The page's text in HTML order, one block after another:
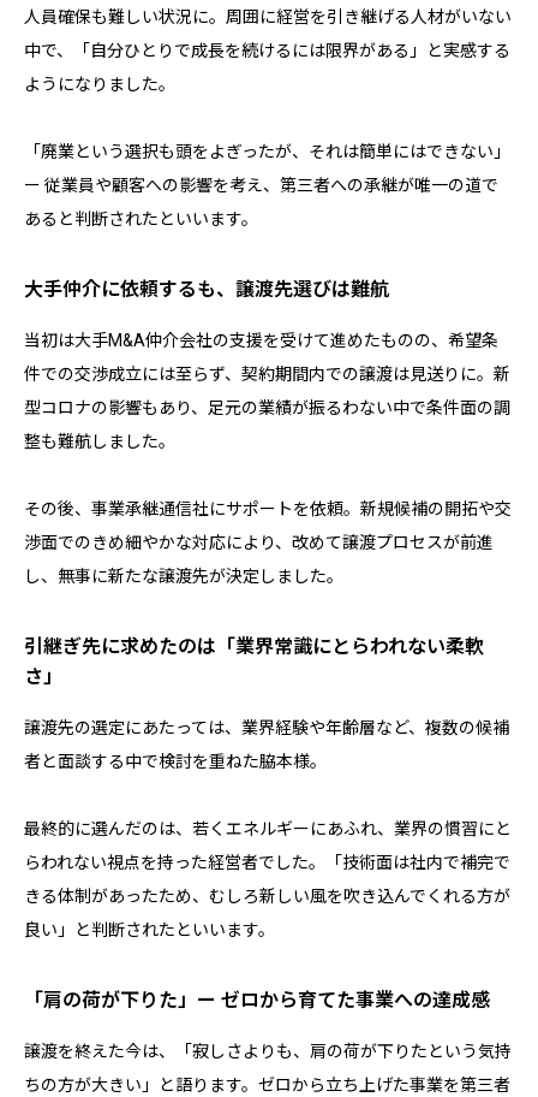
人員確保も難しい状況に。周囲に経営を引き継げる人材がいない
中で、「自分ひとりで成長を続けるには限界がある」と実感する
ようになりました。
「廃業という選択も頭をよぎったが、それは簡単にはできない」
ー 従業員や顧客への影響を考え、第三者への承継が唯一の道で
あると判断されたといいます。
大手仲介に依頼するも、譲渡先選びは難航
当初は大手M&A仲介会社の支援を受けて進めたものの、希望条
件での交渉成立には至らず、契約期間内での譲渡は見送りに。新
型コロナの影響もあり、足元の業績が振るわない中で条件面の調
整も難航しました。
その後、事業承継通信社にサポートを依頼。新規候補の開拓や交
渉面でのきめ細やかな対応により、改めて譲渡プロセスが前進
し、無事に新たな譲渡先が決定しました。
引継ぎ先に求めたのは「業界常識にとらわれない柔軟
さ」
譲渡先の選定にあたっては、業界経験や年齢層など、複数の候補
者と面談する中で検討を重ねた脇本様。
最終的に選んだのは、若くエネルギーにあふれ、業界の慣習にと
らわれない視点を持った経営者でした。「技術面は社内で補完で
きる体制があったため、むしろ新しい風を吹き込んでくれる方が
良い」と判断されたといいます。
「肩の荷が下りた」ー ゼロから育てた事業への達成感
譲渡を終えた今は、「寂しさよりも、肩の荷が下りたという気持
ちの方が大きい」と語ります。ゼロから立ち上げた事業を第三者